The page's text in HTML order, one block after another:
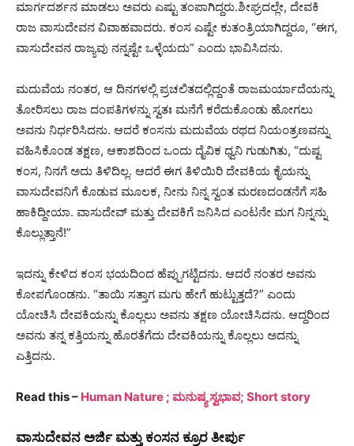
ಮಾರ್ಗದರ್ಶನ ಮಾಡಲು ಅವರು ಎಷ್ಟು ತಂಪಾಗಿದ್ದರು.ಶೀಘ್ರದಲ್ಲೇ, ದೇವಕಿ
ರಾಜ ವಾಸುದೇವನ ವಿವಾಹವಾದರು. ಕಂಸ ಎಷ್ಟೇ ಕುತಂತ್ರಿಯಾಗಿದ್ದರೂ, “ಈಗ,
ವಾಸುದೇವನ ರಾಜ್ಯವು ನನ್ನಷ್ಟೇ ಒಳ್ಳೆಯದು” ಎಂದು ಭಾವಿಸಿದನು.
ಮದುವೆಯ ನಂತರ, ಆ ದಿನಗಳಲ್ಲಿ ಪ್ರಚಲಿತದಲ್ಲಿದ್ದಂತೆ ರಾಜಮರ್ಯಾದೆಯನ್ನು
ತೋರಿಸಲು ರಾಜ ದಂಪತಿಗಳನ್ನು ಸ್ವತಃ ಮನೆಗೆ ಕರೆದುಕೊಂಡು ಹೋಗಲು
ಅವನು ನಿರ್ಧರಿಸಿದನು. ಆದರೆ ಕಂಸನು ಮದುವೆಯ ರಥದ ನಿಯಂತ್ರಣವನ್ನು
ವಹಿಸಿಕೊಂಡ ತಕ್ಷಣ, ಆಕಾಶದಿಂದ ಒಂದು ದೈವಿಕ ಧ್ವನಿ ಗುಡುಗಿತು, “ದುಷ್ಟ
ಕಂಸ, ನಿನಗೆ ಅದು ತಿಳಿದಿಲ್ಲ. ಆದರೆ ಈಗ ತಿಳಿಯಿರಿ ದೇವಕಿಯ ಕೈಯನ್ನು
ವಾಸುದೇವನಿಗೆ ಕೊಡುವ ಮೂಲಕ, ನೀನು ನಿನ್ನ ಸ್ವಂತ ಮರಣದಂಡನೆಗೆ ಸಹಿ
ಹಾಕಿದ್ದೀಯಾ. ವಾಸುದೇವ್ ಮತ್ತು ದೇವಕಿಗೆ ಜನಿಸಿದ ಎಂಟನೇ ಮಗ ನಿನ್ನನ್ನು
ಕೊಲ್ಲುತ್ತಾನೆ!”
ಇದನ್ನು ಕೇಳಿದ ಕಂಸ ಭಯದಿಂದ ಹೆಪ್ಪುಗಟ್ಟಿದನು. ಆದರೆ ನಂತರ ಅವನು
ಕೋಪಗೊಂಡನು. “ತಾಯಿ ಸತ್ತಾಗ ಮಗು ಹೇಗೆ ಹುಟ್ಟುತ್ತದೆ?” ಎಂದು
ಯೋಚಿಸಿ ದೇವಕಿಯನ್ನು ಕೊಲ್ಲಲು ಅವನು ತಕ್ಷಣ ಯೋಚಿಸಿದನು. ಆದ್ದರಿಂದ
ಅವನು ತನ್ನ ಕತ್ತಿಯನ್ನು ಹೊರತೆಗೆದು ದೇವಕಿಯನ್ನು ಕೊಲ್ಲಲು ಅದನ್ನು
ಎತ್ತಿದನು.
Read this – Human Nature ; ಮನುಷ್ಯ ಸ್ವಭಾವ; Short story
ವಾಸುದೇವನ ಅರ್ಜಿ ಮತ್ತು ಕಂಸನ ಕ್ರೂರ ತೀರ್ಪು